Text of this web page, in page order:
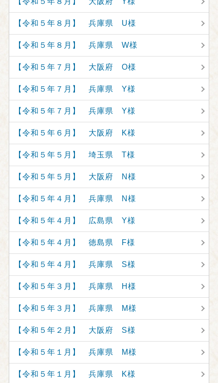
【令和５年８月】 兵庫県 U様
【令和５年８月】 兵庫県 W様
【令和５年７月】 大阪府 O様
【令和５年７月】 兵庫県 Y様
【令和５年７月】 兵庫県 Y様
【令和５年６月】 大阪府 K様
【令和５年５月】 埼玉県 T様
【令和５年５月】 大阪府 N様
【令和５年４月】 兵庫県 N様
【令和５年４月】 広島県 Y様
【令和５年４月】 徳島県 F様
【令和５年４月】 兵庫県 S様
【令和５年３月】 兵庫県 H様
【令和５年３月】 兵庫県 M様
【令和５年２月】 大阪府 S様
【令和５年１月】 兵庫県 M様
【令和５年１月】 兵庫県 K様